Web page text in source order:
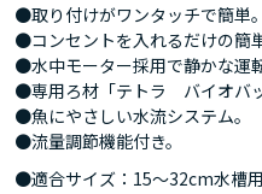
●取り付けがワンタッチで簡単。
●コンセントを入れるだけの簡
●水中モーター採用で静かな運
●専用ろ材「テトラ バイオバッ
●魚にやさしい水流システム。
●流量調節機能付き。
●適合サイズ：15～32cm水槽用